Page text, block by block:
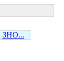
ЗНО...